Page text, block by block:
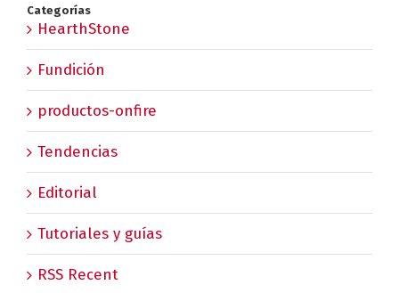
Categorías
HearthStone
Fundición
productos-onfire
Tendencias
Editorial
Tutoriales y guías
RSS Recent